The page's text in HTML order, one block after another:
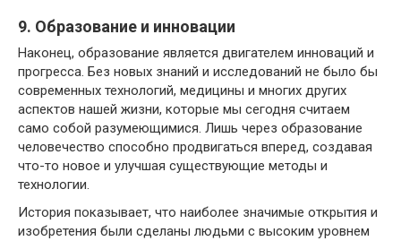
9. Образование и инновации
Наконец, образование является двигателем инноваций и
прогресса. Без новых знаний и исследований не было бы
современных технологий, медицины и многих других
аспектов нашей жизни, которые мы сегодня считаем
само собой разумеющимися. Лишь через образование
человечество способно продвигаться вперед, создавая
что-то новое и улучшая существующие методы и
технологии.
История показывает, что наиболее значимые открытия и
изобретения были сделаны людьми с высоким уровнем